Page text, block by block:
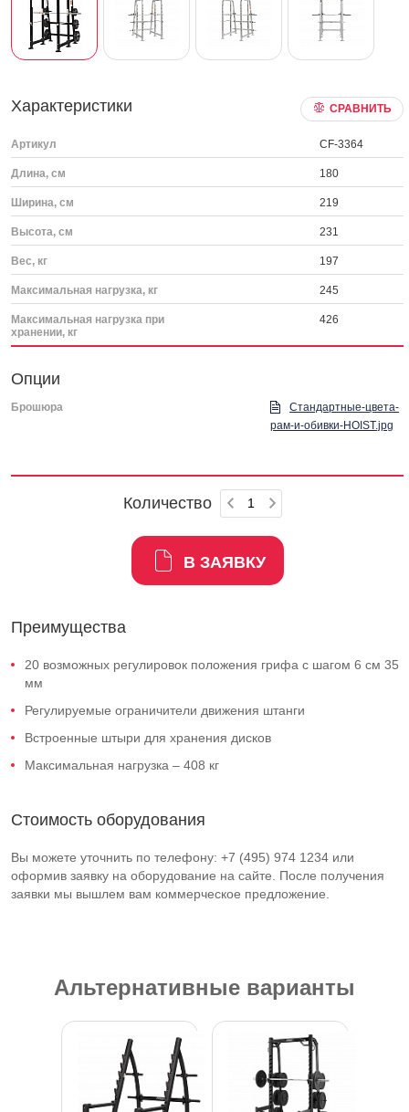
Характеристики СРАВНИТЬ
Артикул CF-3364
Длина, см 180
Ширина, см 219
Высота, см 231
Вес, кг 197
Максимальная нагрузка, кг 245
Максимальная нагрузка при
хранении, кг
426
Опции
Брошюра
Стандартные-цвета-
рам-и-обивки-HOIST.jpg
Количество
В ЗАЯВКУ
Преимущества
20 возможных регулировок положения грифа с шагом 6 см 35
мм
Регулируемые ограничители движения штанги
Встроенные штыри для хранения дисков
Максимальная нагрузка – 408 кг
Стоимость оборудования
Вы можете уточнить по телефону: +7 (495) 974 1234 или
оформив заявку на оборудование на сайте. После получения
заявки мы вышлем вам коммерческое предложение.
Альтернативные варианты